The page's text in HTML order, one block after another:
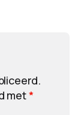
met*